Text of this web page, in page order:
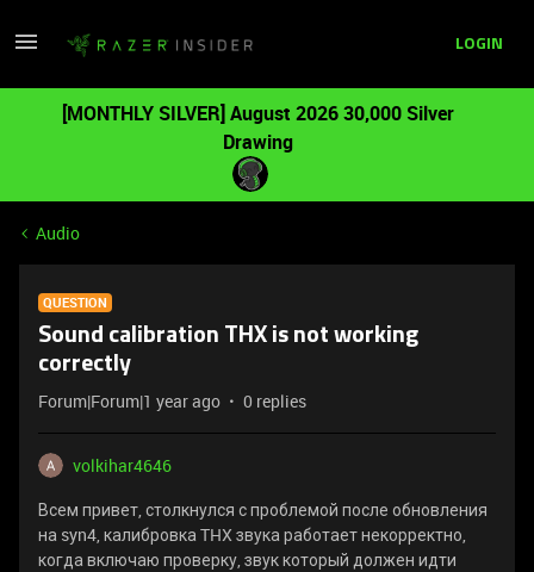
LOGIN
[MONTHLY SILVER] August 2026 30,000 Silver
Drawing
Audio
QUESTION
Sound calibration THX is not working
correctly
Forum|Forum|1 year ago 0 replies
volkihar4646
Всем привет, столкнулся с проблемой после обновления
на syn4, калибровка THX звука работает некорректно,
когда включаю проверку, звук который должен идти